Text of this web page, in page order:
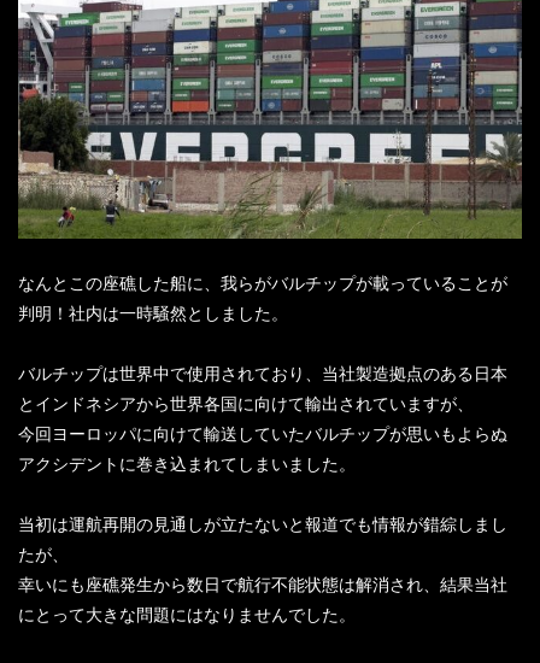
なんとこの座礁した船に、我らがバルチップが載っていることが
判明！社内は一時騒然としました。
バルチップは世界中で使用されており、当社製造拠点のある日本
とインドネシアから世界各国に向けて輸出されていますが、
今回ヨーロッパに向けて輸送していたバルチップが思いもよらぬ
アクシデントに巻き込まれてしまいました。
当初は運航再開の見通しが立たないと報道でも情報が錯綜しまし
たが、
幸いにも座礁発生から数日で航行不能状態は解消され、結果当社
にとって大きな問題にはなりませんでした。